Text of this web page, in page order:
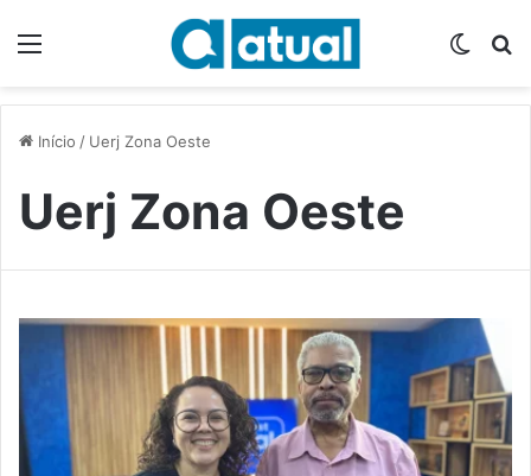
Início / Uerj Zona Oeste
Uerj Zona Oeste